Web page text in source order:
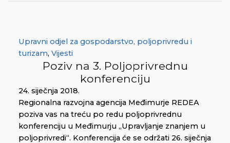
Upravni odjel za gospodarstvo, poljoprivredu i
turizam, Vijesti
Poziv na 3. Poljoprivrednu
konferenciju
24. siječnja 2018.
Regionalna razvojna agencija Međimurje REDEA
poziva vas na treću po redu poljoprivrednu
konferenciju u Međimurju „Upravljanje znanjem u
poljoprivredi“. Konferencija će se održati 26. siječnja